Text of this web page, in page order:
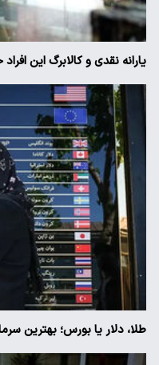
یارانه نقدی و کالابرگ این
طلا، دلار یا بورس؛ بهترین